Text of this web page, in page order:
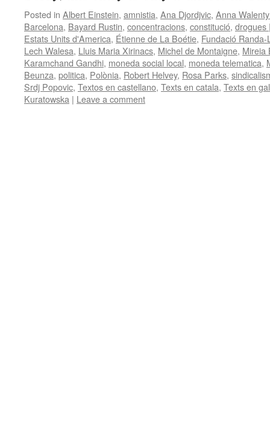
Posted in Albert Einstein, amnistia, Ana Djordjvic, Anna
Barcelona, Bayard Rustin, concentracions, constitució, drogues
Estats Units d'America, Étienne de La Boétie, Fundació
Lech Walesa, Lluis Maria Xirinacs, Michel de Montaigne, Mireia
Karamchand Gandhi, moneda social local, moneda telematica,
Beunza, politica, Polònia, Robert Helvey, Rosa Parks,
Srdj Popovic, Textos en castellano, Texts en catala, Texts en
Kuratowska | Leave a comment